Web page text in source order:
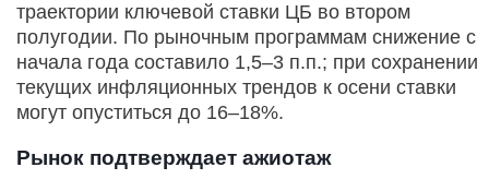
траектории ключевой ставки ЦБ во втором
полугодии. По рыночным программам снижение с
начала года составило 1,5–3 п.п.; при сохранении
текущих инфляционных трендов к осени ставки
могут опуститься до 16–18%.
Рынок подтверждает ажиотаж